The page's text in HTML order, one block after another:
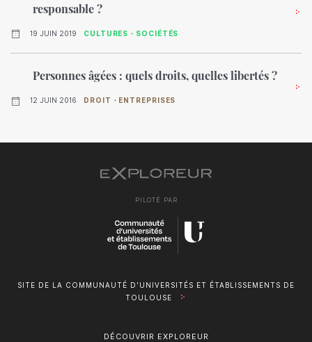
responsable ?
19 JUIN 2019 CULTURES・SOCIÉTÉS
Personnes âgées : quels droits, quelles libertés ?
12 JUIN 2016 DROIT・ENTREPRISES
PILOTÉ PAR
SITE DE LA COMMUNAUTÉ D'UNIVERSITÉS ET ÉTABLISSEMENTS DE
TOULOUSE
DÉCOUVRIR EXPLOREUR